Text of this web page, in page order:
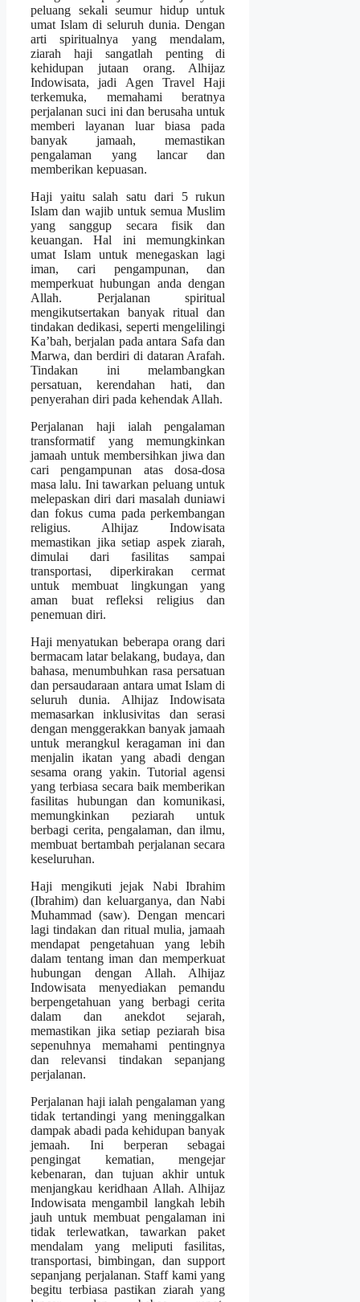
peluang sekali seumur hidup untuk
umat Islam di seluruh dunia. Dengan
arti spiritualnya yang mendalam,
ziarah haji sangatlah penting di
kehidupan jutaan orang. Alhijaz
Indowisata, jadi Agen Travel Haji
terkemuka, memahami beratnya
perjalanan suci ini dan berusaha untuk
memberi layanan luar biasa pada
banyak jamaah, memastikan
pengalaman yang lancar dan
memberikan kepuasan.
Haji yaitu salah satu dari 5 rukun
Islam dan wajib untuk semua Muslim
yang sanggup secara fisik dan
keuangan. Hal ini memungkinkan
umat Islam untuk menegaskan lagi
iman, cari pengampunan, dan
memperkuat hubungan anda dengan
Allah. Perjalanan spiritual
mengikutsertakan banyak ritual dan
tindakan dedikasi, seperti mengelilingi
Ka’bah, berjalan pada antara Safa dan
Marwa, dan berdiri di dataran Arafah.
Tindakan ini melambangkan
persatuan, kerendahan hati, dan
penyerahan diri pada kehendak Allah.
Perjalanan haji ialah pengalaman
transformatif yang memungkinkan
jamaah untuk membersihkan jiwa dan
cari pengampunan atas dosa-dosa
masa lalu. Ini tawarkan peluang untuk
melepaskan diri dari masalah duniawi
dan fokus cuma pada perkembangan
religius. Alhijaz Indowisata
memastikan jika setiap aspek ziarah,
dimulai dari fasilitas sampai
transportasi, diperkirakan cermat
untuk membuat lingkungan yang
aman buat refleksi religius dan
penemuan diri.
Haji menyatukan beberapa orang dari
bermacam latar belakang, budaya, dan
bahasa, menumbuhkan rasa persatuan
dan persaudaraan antara umat Islam di
seluruh dunia. Alhijaz Indowisata
memasarkan inklusivitas dan serasi
dengan menggerakkan banyak jamaah
untuk merangkul keragaman ini dan
menjalin ikatan yang abadi dengan
sesama orang yakin. Tutorial agensi
yang terbiasa secara baik memberikan
fasilitas hubungan dan komunikasi,
memungkinkan peziarah untuk
berbagi cerita, pengalaman, dan ilmu,
membuat bertambah perjalanan secara
keseluruhan.
Haji mengikuti jejak Nabi Ibrahim
(Ibrahim) dan keluarganya, dan Nabi
Muhammad (saw). Dengan mencari
lagi tindakan dan ritual mulia, jamaah
mendapat pengetahuan yang lebih
dalam tentang iman dan memperkuat
hubungan dengan Allah. Alhijaz
Indowisata menyediakan pemandu
berpengetahuan yang berbagi cerita
dalam dan anekdot sejarah,
memastikan jika setiap peziarah bisa
sepenuhnya memahami pentingnya
dan relevansi tindakan sepanjang
perjalanan.
Perjalanan haji ialah pengalaman yang
tidak tertandingi yang meninggalkan
dampak abadi pada kehidupan banyak
jemaah. Ini berperan sebagai
pengingat kematian, mengejar
kebenaran, dan tujuan akhir untuk
menjangkau keridhaan Allah. Alhijaz
Indowisata mengambil langkah lebih
jauh untuk membuat pengalaman ini
tidak terlewatkan, tawarkan paket
mendalam yang meliputi fasilitas,
transportasi, bimbingan, dan support
sepanjang perjalanan. Staff kami yang
begitu terbiasa pastikan ziarah yang